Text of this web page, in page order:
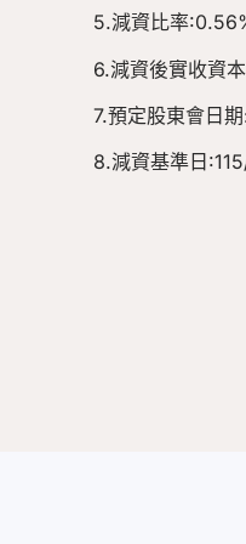
5.減資比率
6.減資後實收資
7.預定股東會日
8.減資基準日